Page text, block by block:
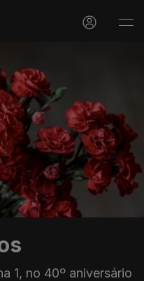
1, no 40º aniversário